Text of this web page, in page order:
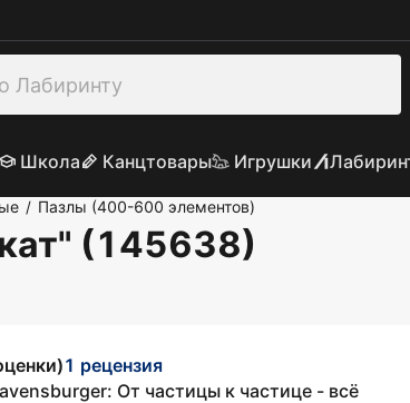
Школа Канцтовары Игрушки
/ Пазлы (400-600 элементов)
(145638)
1 рецензия
От частицы к частице - всё